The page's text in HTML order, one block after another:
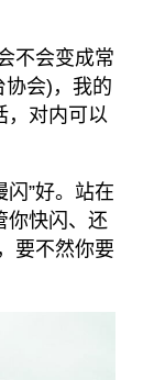
不会变成常
协会)，我的
，对内可以
闪”好。站在
你快闪、还
要不然你要